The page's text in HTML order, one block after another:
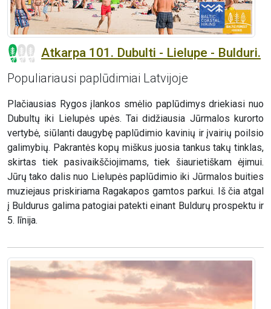
Atkarpa 101. Dubulti - Lielupe - Bulduri.
Populiariausi paplūdimiai Latvijoje
Plačiausias Rygos įlankos smėlio paplūdimys driekiasi nuo
Dubultų iki Lielupės upės. Tai didžiausia Jūrmalos kurorto
vertybė, siūlanti daugybę paplūdimio kavinių ir įvairių poilsio
galimybių. Pakrantės kopų miškus juosia tankus takų tinklas,
skirtas tiek pasivaikščiojimams, tiek šiaurietiškam ėjimui.
Jūrų tako dalis nuo Lielupės paplūdimio iki Jūrmalos buities
muziejaus priskiriama Ragakapos gamtos parkui. Iš čia atgal
į Buldurus galima patogiai patekti einant Buldurų prospektu ir
5. līnija.